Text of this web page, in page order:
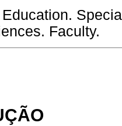
Education.
Faculty.